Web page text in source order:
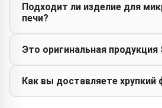
Подходит ли изделие для
печи?
Это оригинальная продукция
Как вы доставляете хрупкий